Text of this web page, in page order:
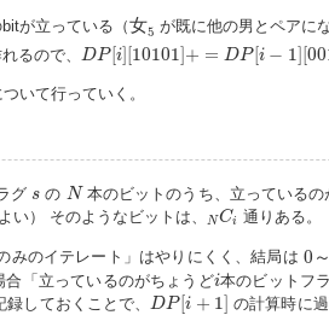
が立っている（女5
女
が既に他の男とペアに
るので、 DP[i][10101]+ = DP [i − 1][
DP[i][10101]+ = [i−1][00101]
ついて行っていく。
グs
s の N
N 本のビットのうち、立っている
） そのようなビットは、 NCi
NCi 通りある。
みのイテレート」はやりにくく、結局は0
「立っているのがちょうどi
i 本のビットフ
しておくことで、 DP [i + 1]
DP[i+ 1]
の計算時に